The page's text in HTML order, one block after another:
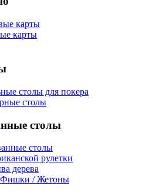
карты
карты
столы для покера
столы
столы
столы
рулетки
дерева
Фишки / Жетоны